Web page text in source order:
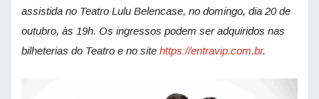
assistida no Teatro Lulu Belencase, no domingo, dia 20 de
outubro, às 19h. Os ingressos podem ser adquiridos nas
bilheterias do Teatro e no site https://entravip.com.br.